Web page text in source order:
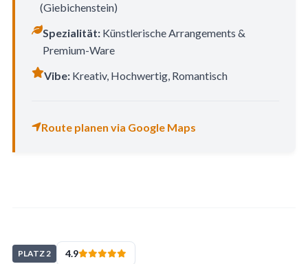
(Giebichenstein)
Spezialität:Künstlerische Arrangements &
Premium-Ware
Vibe:Kreativ, Hochwertig, Romantisch
Route planen via Google Maps
PLATZ 2 4.9